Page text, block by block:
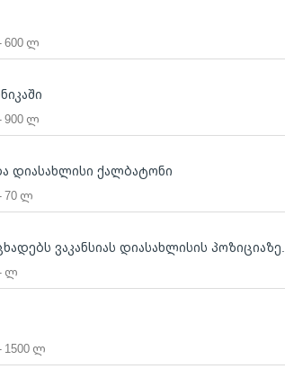
600 ლ
900 ლ
დიასახლისი ქალბატონი
70 ლ
ვაკანსიას დიასახლისის პოზიციაზე.
ლ
1500 ლ